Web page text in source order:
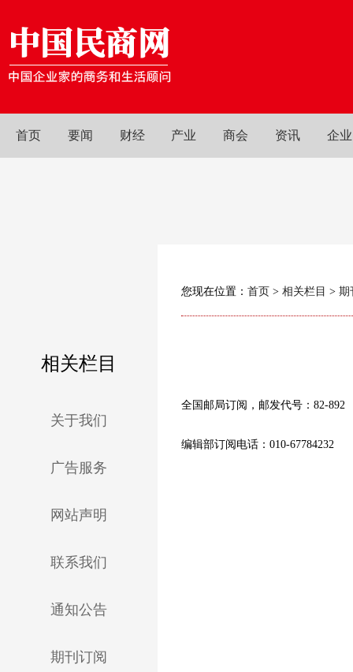
首页 要闻 财经 产业 商会 资讯 企业
相关栏目
关于我们
广告服务
网站声明
联系我们
通知公告
期刊订阅
您现在位置： 首页 > 相关栏目 > 期
全国邮局订阅，邮发代号：82-892
编辑部订阅电话：010-67784232